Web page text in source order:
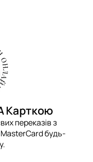
переказів з
MasterCard будь-